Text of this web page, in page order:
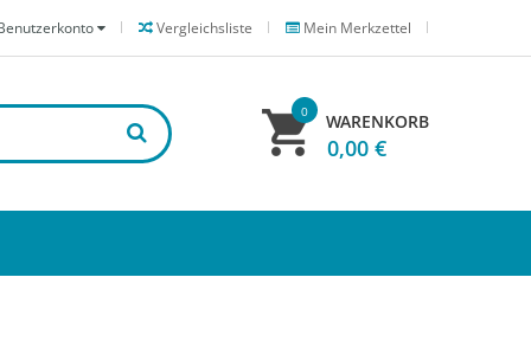
Mein Merkzettel
Vergleichsliste
WARENKORB
0
0,00 €